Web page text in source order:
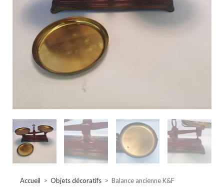
Accueil > Objets décoratifs > Balance ancienne K&F